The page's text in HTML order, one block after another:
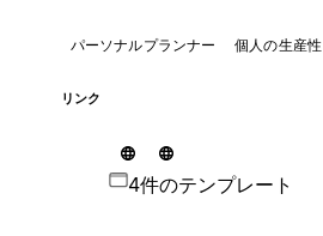
パーソナルプランナー 個人の生産性
リンク
4件のテンプレート